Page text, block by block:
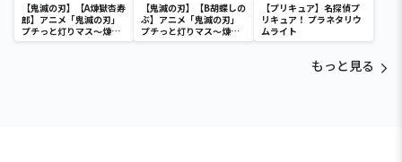
【鬼滅の刃】【A煉獄杏寿
郎】アニメ「鬼滅の刃」
プチっと灯りマス～煉獄
杏寿郎・胡蝶しのぶ～
【鬼滅の刃】【B胡蝶しの
ぶ】アニメ「鬼滅の刃」
プチっと灯りマス～煉獄
杏寿郎・胡蝶しのぶ～
【プリキュア】名探偵プ
リキュア！ プラネタリウ
ムライト
もっと見る